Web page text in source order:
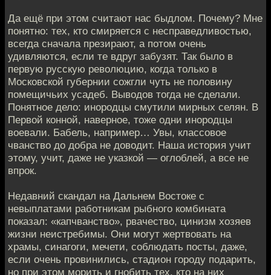
Да ещё при этом считают нас быдлом. Почему? Мне
понятно: тех, кто смиряется с несправедливостью,
всегда сначала презирают, а потом очень
удивляются, если те вдруг забузят. Так было в
первую русскую революцию, когда только в
Московской губернии сожгли чуть не половину
помещичьих усадеб. Выводов тогда не сделали.
Понятное дело: инородцы смутили мирных селян. В
Первой конной, наверное, тоже одни инородцы
воевали. Бабель, например… Увы, классовое
чванство до добра не доводит. Наша история учит
этому, учит, даже не указкой — оглоблей, а все не
впрок.
Недавний скандал на Дальнем Востоке с
невыплатами работникам рыбного комбината
показал: «капчванство», рвачество, цинизм хозяев
жизни неистребимы. Они могут жертвовать на
храмы, синагоги, мечети, соблюдать посты, даже,
если очень провинились, стадион городу подарить,
но при этом морить и гнобить тех, кто на них